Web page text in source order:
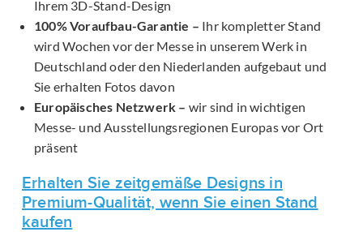
Ihrem 3D-Stand-Design
100% Voraufbau-Garantie – Ihr kompletter Stand
wird Wochen vor der Messe in unserem Werk in
Deutschland oder den Niederlanden aufgebaut und
Sie erhalten Fotos davon
Europäisches Netzwerk – wir sind in wichtigen
Messe- und Ausstellungsregionen Europas vor Ort
präsent
Erhalten Sie zeitgemäße Designs in
Premium-Qualität, wenn Sie einen Stand
kaufen